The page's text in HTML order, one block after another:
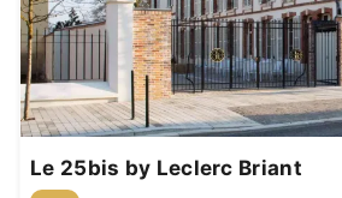
Le 25bis by Leclerc Briant